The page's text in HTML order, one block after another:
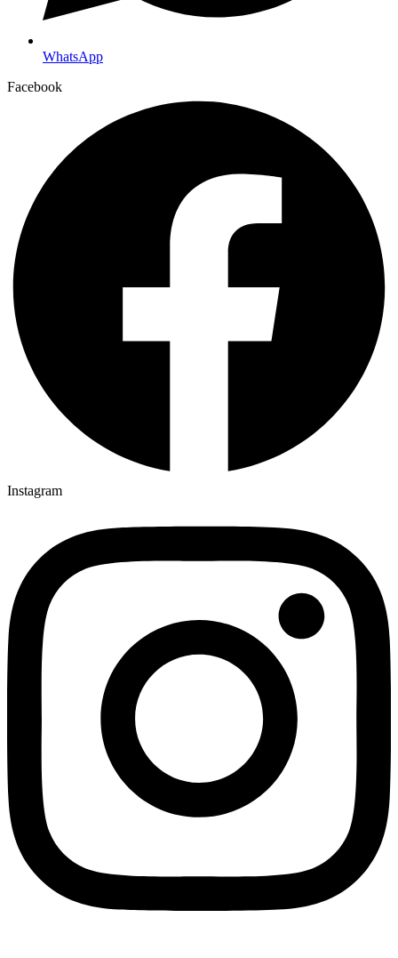
WhatsApp
Facebook
Instagram